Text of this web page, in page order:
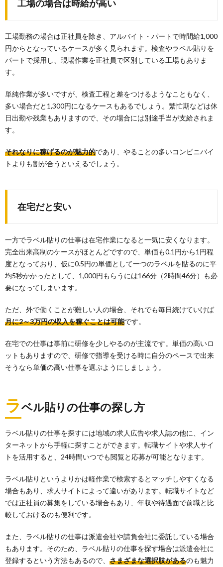
工場の場合は時給が高い
工場勤務の場合は正社員を除き、アルバイト・パートで時間給1,000
円からとなっているケースが多く見られます。検査やラベル貼りを
パートで採用し、現場作業を正社員で区別している工場もありま
す。
単純作業が多いですが、検査工程と差をつけるようなこともなく、
多い場合だと1,300円になるケースもあるでしょう。繁忙期などは休
日出勤や残業もありますので、その場合には別途手当が支給されま
す。
それなりに稼げるのが魅力的であり、やることの多いコンビニバイ
トよりも割が合うといえるでしょう。
在宅だと安い
一方でラベル貼りの仕事は在宅作業になると一気に安くなります。
完全出来高制のケースがほとんどですので、単価も0.1円から1円程
度となっており、仮に0.5円の単価として一つのラベルを貼るのに平
均5秒かかったとして、1,000円もらうには166分（2時間46分）も必
要になってしまいます。
ただ、外で働くことが難しい人の場合、それでも毎日続けていけば
月に2～3万円の収入を稼ぐことは可能です。
在宅での仕事は事前に研修を少しやるのが主流です。単価の高いロ
ットもありますので、研修で指導を受ける時に自分のペースで出来
そうなら単価の高い仕事を選ぶようにしましょう。
ラベル貼りの仕事の探し方
ラベル貼りの仕事を探すには地域の求人広告や求人誌の他に、イン
ターネットから手軽に探すことができます。転職サイトや求人サイ
トを活用すると、24時間いつでも閲覧と応募が可能となります。
ラベル貼りというよりかは軽作業で検索するとマッチしやすくなる
場合もあり、求人サイトによって違いがあります。転職サイトなど
では正社員の募集をしている場合もあり、年収や待遇面で前職と比
較しておけるのも便利です。
また、ラベル貼りの仕事は派遣会社や請負会社に委託している場合
もあります。そのため、ラベル貼りの仕事を探す場合は派遣会社に
登録するという方法もあるので、 さまざまな選択肢があるのも魅力